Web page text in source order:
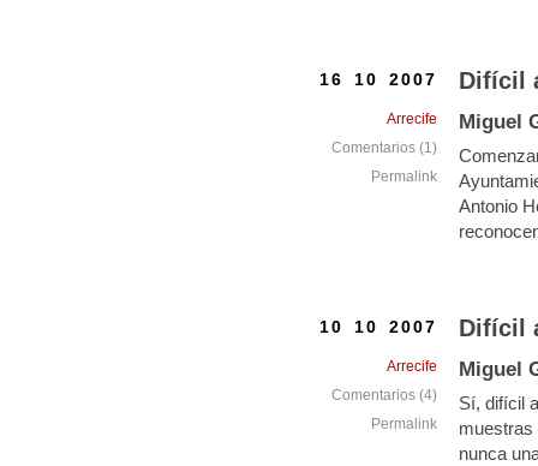
Difícil
Miguel
Antonio
16 10 2007
Arrecife
Comentarios (1)
Permalink
Difícil
Miguel
Sí, difícil
muestras
nunca
10 10 2007
Arrecife
Comentarios (4)
Permalink